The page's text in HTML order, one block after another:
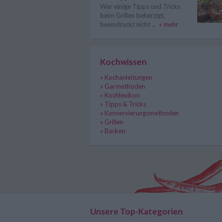
Wer einige Tipps und Tricks
beim Grillen beherzigt,
beeindruckt nicht ... » mehr
Kochwissen
» Kochanleitungen
» Garmethoden
» Kochlexikon
» Tipps & Tricks
» Konservierungsmethoden
» Grillen
» Backen
Unsere Top-Kategorien